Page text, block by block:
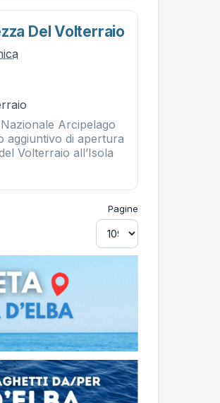
Del Volterraio
Arcipelago
aggiuntivo di apertura
Volterraio all’Isola
Pagine